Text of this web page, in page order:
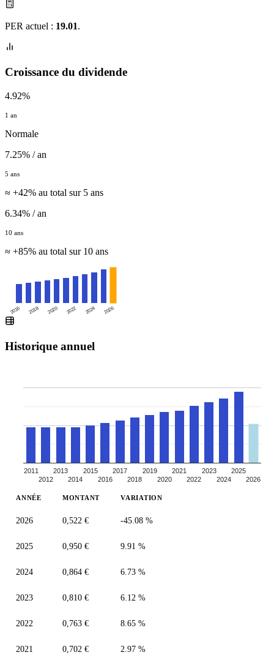
PER actuel : 19.01.
Croissance du dividende
4.92%
1 an
Normale
7.25% / an
5 ans
≈ +42% au total sur 5 ans
6.34% / an
10 ans
≈ +85% au total sur 10 ans
2016 2018 2020 2022 2024 2026
Historique annuel
2011
2012
2013
2014
2015
2016
2017
2018
2019
2020
2021
2022
2023
2024
2025
2026
ANNÉE MONTANT VARIATION
2026 0,522 € -45.08 %
2025 0,950 € 9.91 %
2024 0,864 € 6.73 %
2023 0,810 € 6.12 %
2022 0,763 € 8.65 %
2021 0,702 € 2.97 %